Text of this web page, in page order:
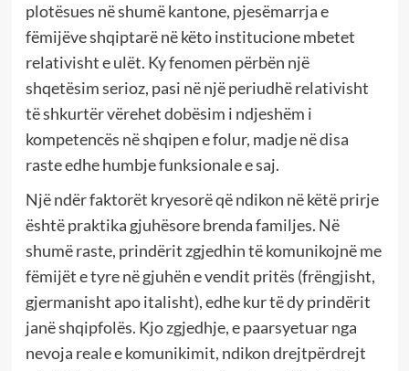
plotësues në shumë kantone, pjesëmarrja e
fëmijëve shqiptarë në këto institucione mbetet
relativisht e ulët. Ky fenomen përbën një
shqetësim serioz, pasi në një periudhë relativisht
të shkurtër vërehet dobësim i ndjeshëm i
kompetencës në shqipen e folur, madje në disa
raste edhe humbje funksionale e saj.
Një ndër faktorët kryesorë që ndikon në këtë prirje
është praktika gjuhësore brenda familjes. Në
shumë raste, prindërit zgjedhin të komunikojnë me
fëmijët e tyre në gjuhën e vendit pritës (frëngjisht,
gjermanisht apo italisht), edhe kur të dy prindërit
janë shqipfolës. Kjo zgjedhje, e paarsyetuar nga
nevoja reale e komunikimit, ndikon drejtpërdrejt